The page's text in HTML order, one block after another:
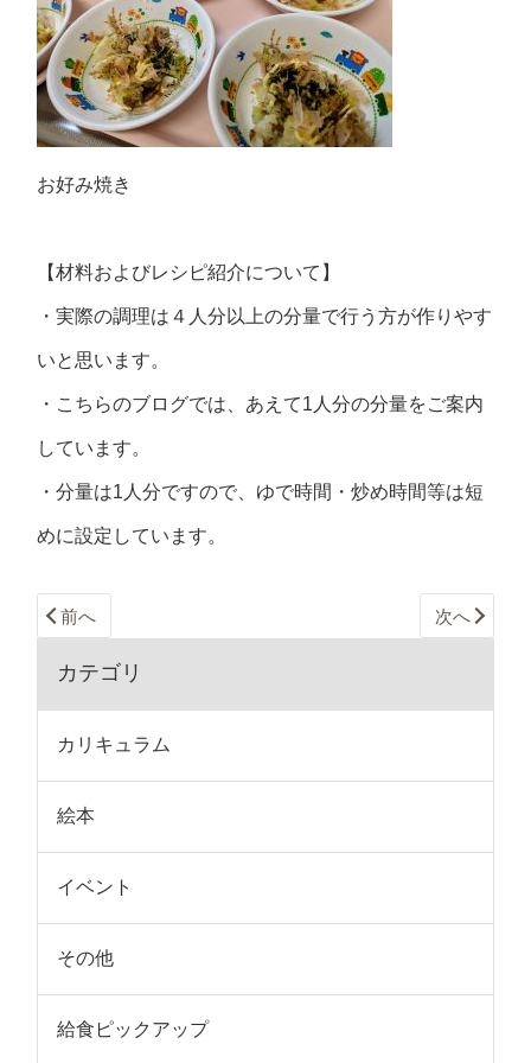
お好み焼き
【材料およびレシピ紹介について】
・実際の調理は４人分以上の分量で行う方が作りやす
いと思います。
・こちらのブログでは、あえて1人分の分量をご案内
しています。
・分量は1人分ですので、ゆで時間・炒め時間等は短
めに設定しています。
前へ 次へ
カテゴリ
カリキュラム
絵本
イベント
その他
給食ピックアップ